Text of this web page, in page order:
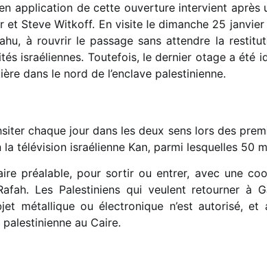
application de cette ouverture intervient après
Steve Witkoff. En visite le dimanche 25 janvier
à rouvrir le passage sans attendre la
israéliennes. Toutefois, le dernier otage a été
dans le nord de l’enclave palestinienne.
chaque jour dans les deux sens lors des
télévision israélienne Kan, parmi lesquelles 50
préalable, pour sortir ou entrer, avec une
Les Palestiniens qui veulent retourner à
métallique ou électronique n’est autorisé, et
au Caire.